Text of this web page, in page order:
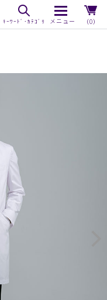
（0）